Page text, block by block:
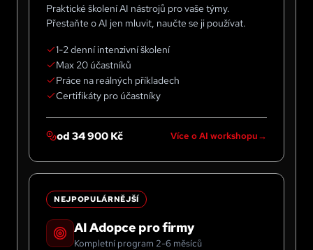
Praktické školení AI nástrojů pro vaše týmy.
Přestaňte o AI jen mluvit, naučte se ji používat.
1-2 denní intenzivní školení
Max 20 účastníků
Práce na reálných příkladech
Certifikáty pro účastníky
od 34 900 Kč Více o AI workshopu
NEJPOPULÁRNĚJŠÍ
AI Adopce pro firmy
Kompletní program 2-6 měsíců